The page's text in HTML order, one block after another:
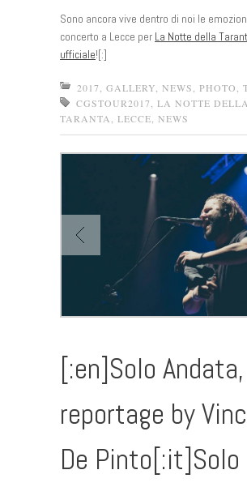
Sono ancora vive dentro di noi le
concerto a Lecce per La Notte della
ufficiale![:]
2017 GALLERY NEWS PHOTO
CGSTOUR2017
LA NOTTE DELLA
TARANTA
LECCE NEWS
[:en]Solo Andata,
reportage by
De Pinto[:it]Solo